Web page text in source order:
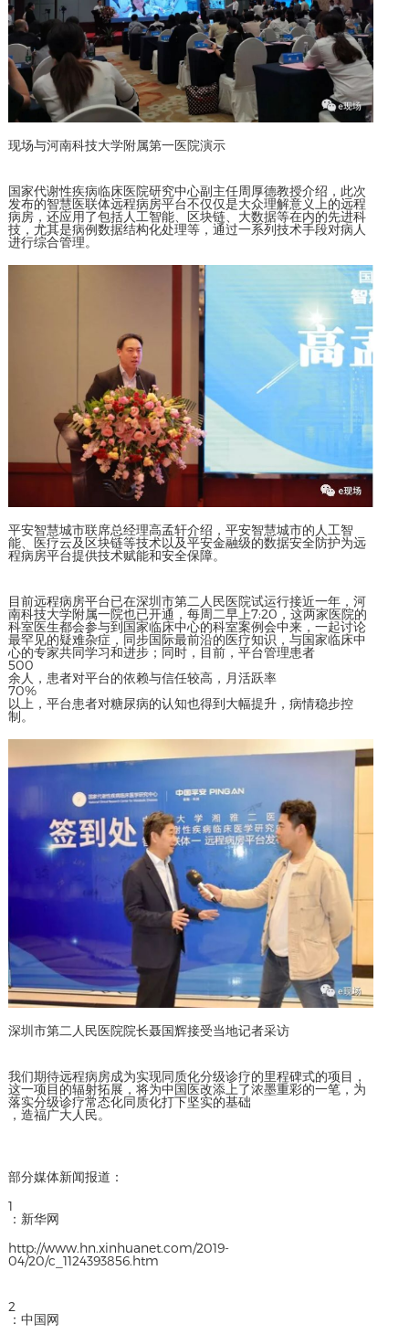
现场与河南科技大学附属第一医院演示
国家代谢性疾病临床医院研究中心副主任周厚德教授介绍，此次
发布的智慧医联体远程病房平台不仅仅是大众理解意义上的远程
病房，还应用了包括人工智能、区块链、大数据等在内的先进科
技，尤其是病例数据结构化处理等，通过一系列技术手段对病人
进行综合管理。
平安智慧城市联席总经理高孟轩介绍，平安智慧城市的人工智
能、医疗云及区块链等技术以及平安金融级的数据安全防护为远
程病房平台提供技术赋能和安全保障。
目前远程病房平台已在深圳市第二人民医院试运行接近一年，河
南科技大学附属一院也已开通，每周二早上7:20，这两家医院的
科室医生都会参与到国家临床中心的科室案例会中来，一起讨论
最罕见的疑难杂症，同步国际最前沿的医疗知识，与国家临床中
心的专家共同学习和进步；同时，目前，平台管理患者
500
余人，患者对平台的依赖与信任较高，月活跃率
70%
以上，平台患者对糖尿病的认知也得到大幅提升，病情稳步控
制。
深圳市第二人民医院院长聂国辉接受当地记者采访
我们期待远程病房成为实现同质化分级诊疗的里程碑式的项目，
这一项目的辐射拓展，将为中国医改添上了浓墨重彩的一笔，为
落实分级诊疗常态化同质化打下坚实的基础
，造福广大人民。
部分媒体新闻报道：
1
：新华网
http://www.hn.xinhuanet.com/2019-
04/20/c_1124393856.htm
2
：中国网